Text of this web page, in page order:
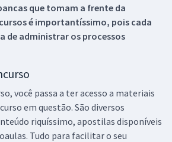
que tomam a frente da
é importantíssimo, pois cada
de administrar os processos
você passa a ter acesso a materiais
em questão. São diversos
riquíssimo, apostilas disponíveis
Tudo para facilitar o seu